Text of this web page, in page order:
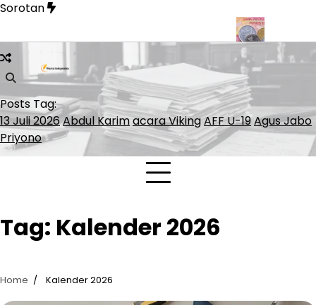
Skip
content
Sorotan
Kereta Cepat Whoosh hingga Surabaya BI Rate Jadi
Posts Tag:
13 Juli 2026Abdul Karimacara VikingAFF U-19Agus Jabo
Priyono
Tag: Kalender 2026
Home Kalender 2026